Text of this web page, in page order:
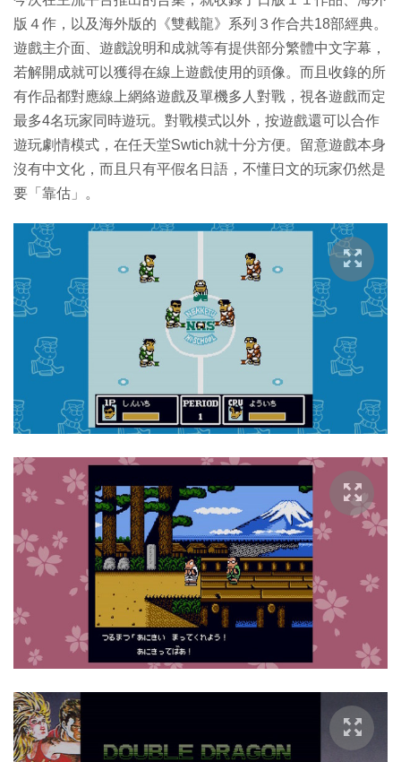
版４作，以及海外版的《雙截龍》系列３作合共18部經典。
遊戲主介面、遊戲說明和成就等有提供部分繁體中文字幕，
若解開成就可以獲得在線上遊戲使用的頭像。而且收錄的所
有作品都對應線上網絡遊戲及單機多人對戰，視各遊戲而定
最多4名玩家同時遊玩。對戰模式以外，按遊戲還可以合作
遊玩劇情模式，在任天堂Swtich就十分方便。留意遊戲本身
沒有中文化，而且只有平假名日語，不懂日文的玩家仍然是
要「靠估」。